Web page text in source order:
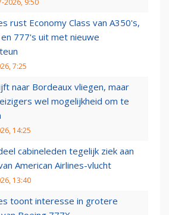
2026, 9:50
rust Economy Class van A350's,
777's uit met nieuwe
7:25
naar Bordeaux vliegen, maar
wel mogelijkheid om te
14:25
cabineleden tegelijk ziek aan
American Airlines-vlucht
13:40
toont interesse in grotere